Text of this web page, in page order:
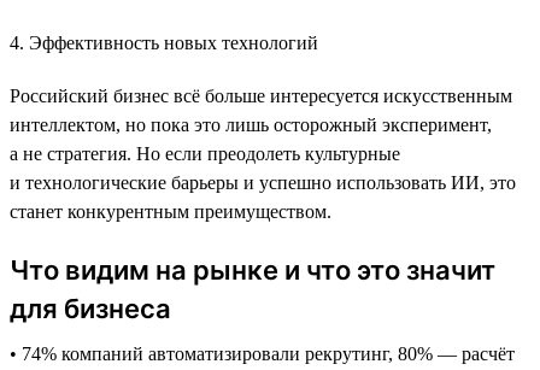
4. Эффективность новых технологий
Российский бизнес всё больше интересуется искусственным
интеллектом, но пока это лишь осторожный эксперимент,
а не стратегия. Но если преодолеть культурные
и технологические барьеры и успешно использовать ИИ, это
станет конкурентным преимуществом.
Что видим на рынке и что это значит
для бизнеса
• 74% компаний автоматизировали рекрутинг, 80% — расчёт